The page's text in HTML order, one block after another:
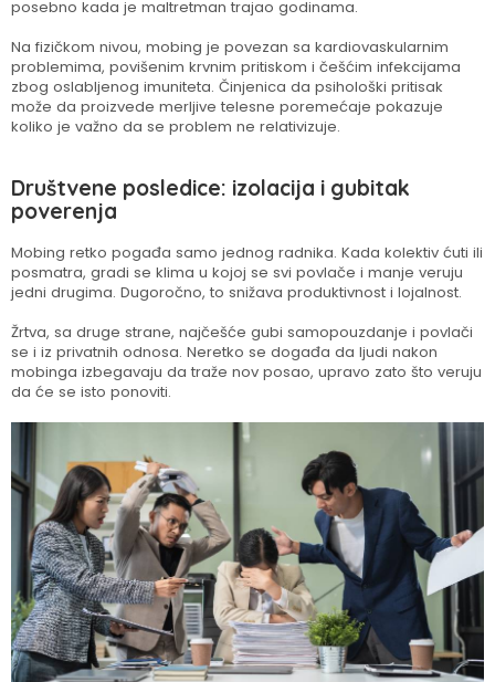
posebno kada je maltretman trajao godinama.
Na fizičkom nivou, mobing je povezan sa kardiovaskularnim
problemima, povišenim krvnim pritiskom i češćim infekcijama
zbog oslabljenog imuniteta. Činjenica da psihološki pritisak
može da proizvede merljive telesne poremećaje pokazuje
koliko je važno da se problem ne relativizuje.
Društvene posledice: izolacija i gubitak
poverenja
Mobing retko pogađa samo jednog radnika. Kada kolektiv ćuti ili
posmatra, gradi se klima u kojoj se svi povlače i manje veruju
jedni drugima. Dugoročno, to snižava produktivnost i lojalnost.
Žrtva, sa druge strane, najčešće gubi samopouzdanje i povlači
se i iz privatnih odnosa. Neretko se događa da ljudi nakon
mobinga izbegavaju da traže nov posao, upravo zato što veruju
da će se isto ponoviti.